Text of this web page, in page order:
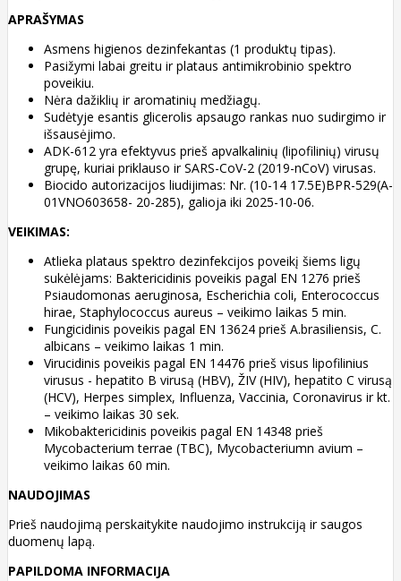
APRAŠYMAS
Asmens higienos dezinfekantas (1 produktų tipas).
Pasižymi labai greitu ir plataus antimikrobinio spektro
poveikiu.
Nėra dažiklių ir aromatinių medžiagų.
Sudėtyje esantis glicerolis apsaugo rankas nuo sudirgimo ir
išsausėjimo.
ADK-612 yra efektyvus prieš apvalkalinių (lipofilinių) virusų
grupę, kuriai priklauso ir SARS-CoV-2 (2019-nCoV) virusas.
Biocido autorizacijos liudijimas: Nr. (10-14 17.5E)BPR-529(A-
01VNO603658- 20-285), galioja iki 2025-10-06.
VEIKIMAS:
Atlieka plataus spektro dezinfekcijos poveikį šiems ligų
sukėlėjams: Baktericidinis poveikis pagal EN 1276 prieš
Psiaudomonas aeruginosa, Escherichia coli, Enterococcus
hirae, Staphylococcus aureus – veikimo laikas 5 min.
Fungicidinis poveikis pagal EN 13624 prieš A.brasiliensis, C.
albicans – veikimo laikas 1 min.
Virucidinis poveikis pagal EN 14476 prieš visus lipofilinius
virusus - hepatito B virusą (HBV), ŽIV (HIV), hepatito C virusą
(HCV), Herpes simplex, Influenza, Vaccinia, Coronavirus ir kt.
– veikimo laikas 30 sek.
Mikobaktericidinis poveikis pagal EN 14348 prieš
Mycobacterium terrae (TBC), Mycobacteriumn avium –
veikimo laikas 60 min.
NAUDOJIMAS
Prieš naudojimą perskaitykite naudojimo instrukciją ir saugos
duomenų lapą.
PAPILDOMA INFORMACIJA